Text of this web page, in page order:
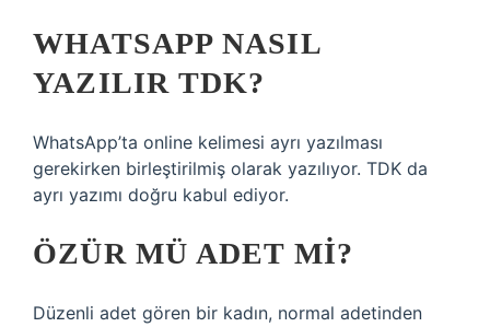
WHATSAPP NASIL
YAZILIR TDK?
WhatsApp’ta online kelimesi ayrı yazılması
gerekirken birleştirilmiş olarak yazılıyor. TDK da
ayrı yazımı doğru kabul ediyor.
ÖZÜR MÜ ADET MI?
Düzenli adet gören bir kadın, normal adetinden